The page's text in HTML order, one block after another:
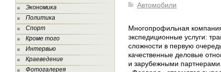
Экономика
Политика
Спорт
Кроме того
Интервью
Краеведение
Фотогалерея
Автомобили
Многопрофильная
экспедиционные услуги:
сложности в первую
качественные деловые
и зарубежными